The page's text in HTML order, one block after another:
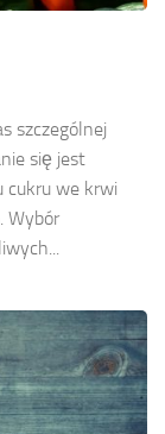
szczególnej
się jest
cukru we krwi
Wybór